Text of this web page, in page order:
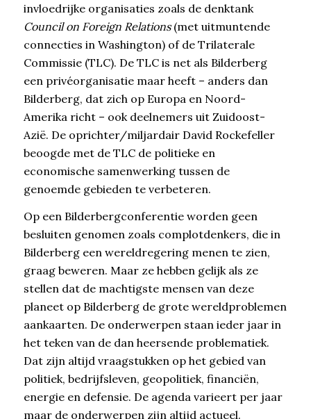
invloedrijke organisaties zoals de denktank
Council on Foreign Relations (met uitmuntende
connecties in Washington) of de Trilaterale
Commissie (TLC). De TLC is net als Bilderberg
een privéorganisatie maar heeft – anders dan
Bilderberg, dat zich op Europa en Noord-
Amerika richt – ook deelnemers uit Zuidoost-
Azië. De oprichter/miljardair David Rockefeller
beoogde met de TLC de politieke en
economische samenwerking tussen de
genoemde gebieden te verbeteren.
Op een Bilderbergconferentie worden geen
besluiten genomen zoals complotdenkers, die in
Bilderberg een wereldregering menen te zien,
graag beweren. Maar ze hebben gelijk als ze
stellen dat de machtigste mensen van deze
planeet op Bilderberg de grote wereldproblemen
aankaarten. De onderwerpen staan ieder jaar in
het teken van de dan heersende problematiek.
Dat zijn altijd vraagstukken op het gebied van
politiek, bedrijfsleven, geopolitiek, financiën,
energie en defensie. De agenda varieert per jaar
maar de onderwerpen zijn altijd actueel.